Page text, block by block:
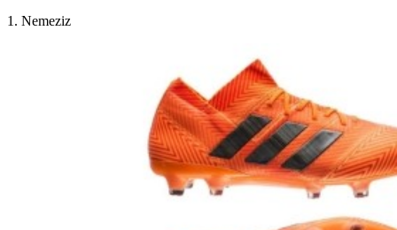
1. Nemeziz